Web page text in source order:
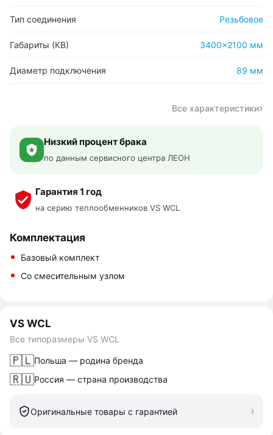
Тип соединения Резьбовое
Габариты (КВ) 3400×2100 мм
Диаметр подключения 89 мм
Все характеристики
Низкий процент брака
по данным сервисного центра ЛЕОН
Гарантия 1 год
на серию теплообменников VS WCL
Комплектация
Базовый комплект
Со смесительным узлом
VS WCL
Все типоразмеры VS WCL
🇵🇱Польша — родина бренда
🇷🇺Россия — страна производства
Оригинальные товары с гарантией